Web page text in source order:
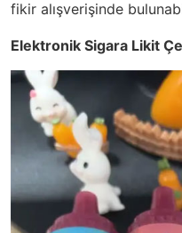
fikir alışverişinde
Elektronik Sigara Likit